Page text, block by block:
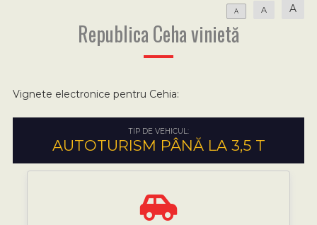
A A A
Republica Ceha vinietă
Vignete electronice pentru Cehia:
TIP DE VEHICUL:
AUTOTURISM PÂNĂ LA 3,5 T